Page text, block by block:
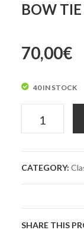
BOW
70,00€
40 IN STOCK
Bow
CATEGORY:
SHARE THIS